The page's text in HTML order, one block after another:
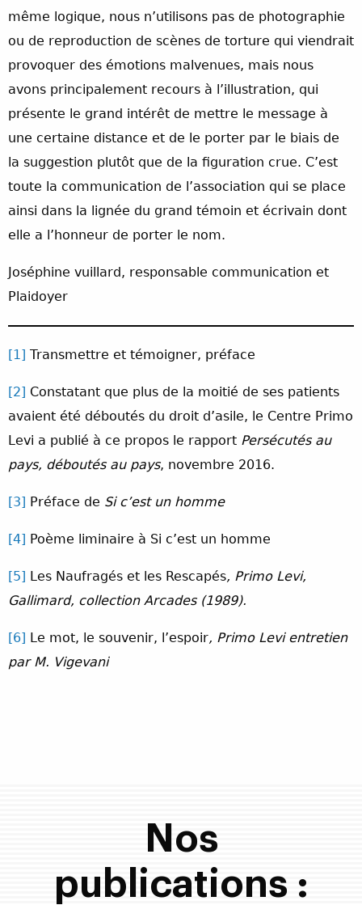
même logique, nous n’utilisons pas de photographie
ou de reproduction de scènes de torture qui viendrait
provoquer des émotions malvenues, mais nous
avons principalement recours à l’illustration, qui
présente le grand intérêt de mettre le message à
une certaine distance et de le porter par le biais de
la suggestion plutôt que de la figuration crue. C’est
toute la communication de l’association qui se place
ainsi dans la lignée du grand témoin et écrivain dont
elle a l’honneur de porter le nom.
Joséphine vuillard, responsable communication et
Plaidoyer
[1] Transmettre et témoigner, préface
[2] Constatant que plus de la moitié de ses patients
avaient été déboutés du droit d’asile, le Centre Primo
Levi a publié à ce propos le rapport Persécutés au
pays, déboutés au pays, novembre 2016.
[3] Préface de Si c’est un homme
[4] Poème liminaire à Si c’est un homme
[5] Les Naufragés et les Rescapés, Primo Levi,
Gallimard, collection Arcades (1989).
[6] Le mot, le souvenir, l’espoir, Primo Levi entretien
par M. Vigevani
Nos
publications :